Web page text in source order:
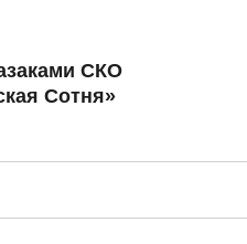
СКО
Сотня»